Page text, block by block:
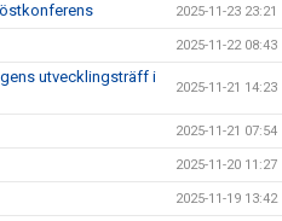
2025-11-23 23:21
2025-11-22 08:43
utvecklingsträff i
2025-11-21 14:23
2025-11-21 07:54
2025-11-20 11:27
2025-11-19 13:42